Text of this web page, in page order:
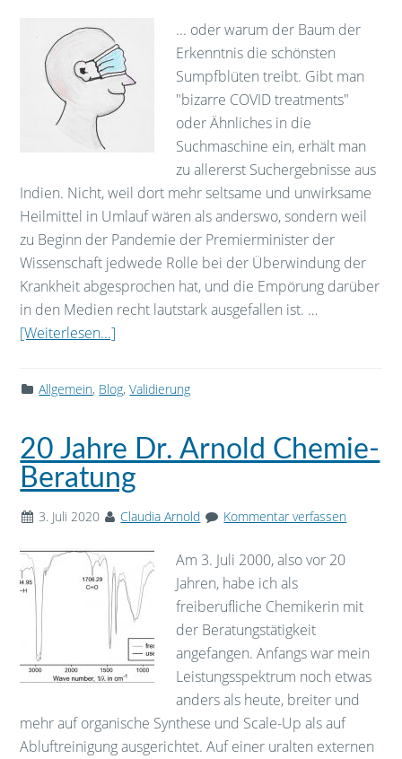
... oder warum der Baum der
Erkenntnis die schönsten
Sumpfblüten treibt. Gibt man
"bizarre COVID treatments"
oder Ähnliches in die
Suchmaschine ein, erhält man
zu allererst Suchergebnisse aus
Indien. Nicht, weil dort mehr seltsame und unwirksame
Heilmittel in Umlauf wären als anderswo, sondern weil
zu Beginn der Pandemie der Premierminister der
Wissenschaft jedwede Rolle bei der Überwindung der
Krankheit abgesprochen hat, und die Empörung darüber
in den Medien recht lautstark ausgefallen ist. …
[Weiterlesen...]
Allgemein, Blog,Validierung
20 Jahre Dr. Arnold Chemie-
Beratung
3. Juli 2020 Claudia Arnold Kommentar verfassen
Am 3. Juli 2000, also vor 20
Jahren, habe ich als
freiberufliche Chemikerin mit
der Beratungstätigkeit
angefangen. Anfangs war mein
Leistungsspektrum noch etwas
anders als heute, breiter und
mehr auf organische Synthese und Scale-Up als auf
Abluftreinigung ausgerichtet. Auf einer uralten externen